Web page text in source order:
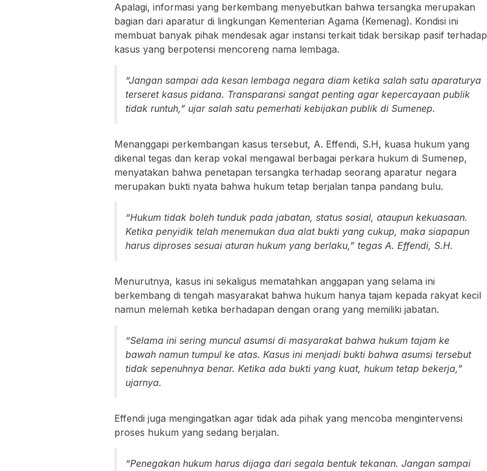
Apalagi, informasi yang berkembang menyebutkan bahwa tersangka merupakan
bagian dari aparatur di lingkungan Kementerian Agama (Kemenag). Kondisi ini
membuat banyak pihak mendesak agar instansi terkait tidak bersikap pasif terhadap
kasus yang berpotensi mencoreng nama lembaga.
“Jangan sampai ada kesan lembaga negara diam ketika salah satu aparaturya
terseret kasus pidana. Transparansi sangat penting agar kepercayaan publik
tidak runtuh,” ujar salah satu pemerhati kebijakan publik di Sumenep.
Menanggapi perkembangan kasus tersebut, A. Effendi, S.H, kuasa hukum yang
dikenal tegas dan kerap vokal mengawal berbagai perkara hukum di Sumenep,
menyatakan bahwa penetapan tersangka terhadap seorang aparatur negara
merupakan bukti nyata bahwa hukum tetap berjalan tanpa pandang bulu.
“Hukum tidak boleh tunduk pada jabatan, status sosial, ataupun kekuasaan.
Ketika penyidik telah menemukan dua alat bukti yang cukup, maka siapapun
harus diproses sesuai aturan hukum yang berlaku,” tegas A. Effendi, S.H.
Menurutnya, kasus ini sekaligus mematahkan anggapan yang selama ini
berkembang di tengah masyarakat bahwa hukum hanya tajam kepada rakyat kecil
namun melemah ketika berhadapan dengan orang yang memiliki jabatan.
“Selama ini sering muncul asumsi di masyarakat bahwa hukum tajam ke
bawah namun tumpul ke atas. Kasus ini menjadi bukti bahwa asumsi tersebut
tidak sepenuhnya benar. Ketika ada bukti yang kuat, hukum tetap bekerja,”
ujarnya.
Effendi juga mengingatkan agar tidak ada pihak yang mencoba mengintervensi
proses hukum yang sedang berjalan.
“Penegakan hukum harus dijaga dari segala bentuk tekanan. Jangan sampai